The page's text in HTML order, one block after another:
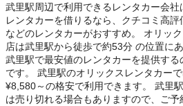
武里駅周辺で利用できるレンタカー会
レンタカーを借りるなら、クチコミ高
などのレンタカーがおすすめ。 オリッ
店は武里駅から徒歩で約53分 の位置に
武里駅で最安値のレンタカーを提供す
です。 武里駅のオリックスレンタカー
¥8,580～の格安で利用できます。 武里
は売り切れる場合もありますので、ご予